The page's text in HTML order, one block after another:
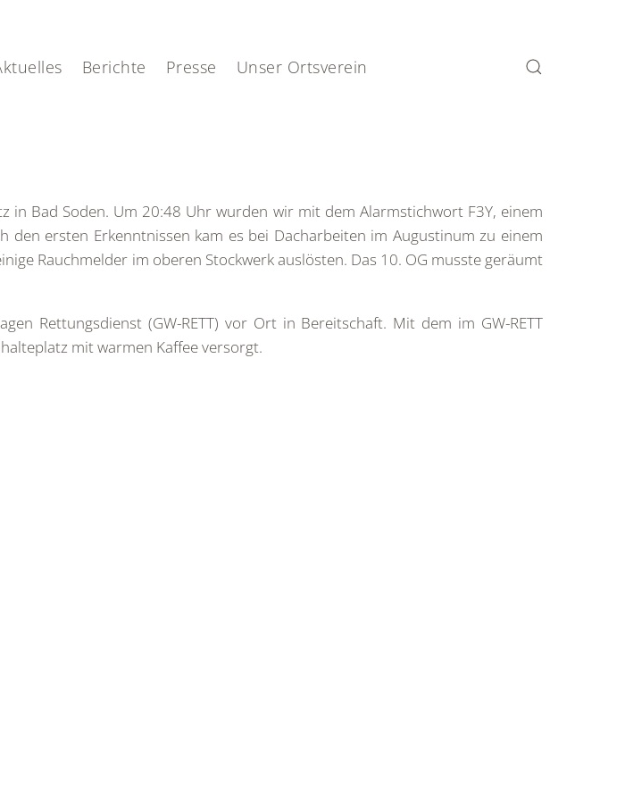
Berichte Presse Unser Ortsverein
in Bad Soden. Um 20:48 Uhr wurden wir mit dem Alarmstichwort F3Y, einem
ersten Erkenntnissen kam es bei Dacharbeiten im Augustinum zu einem
Rauchmelder im oberen Stockwerk auslösten. Das 10. OG musste geräumt
Rettungsdienst (GW-RETT) vor Ort in Bereitschaft. Mit dem im GW-RETT
mit warmen Kaffee versorgt.